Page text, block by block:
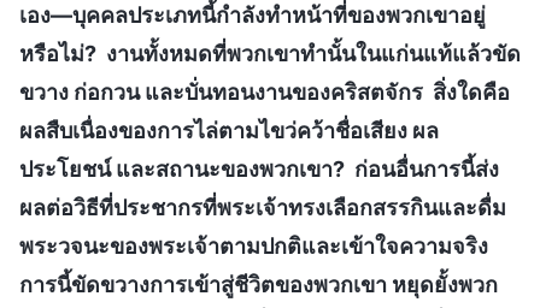
เอง—บุคคลประเภทนี้กำลังทำหน้าที่ของพวกเขาอยู่
หรือไม่? งานทั้งหมดที่พวกเขาทำนั้นในแก่นแท้แล้วขัด
ขวาง ก่อกวน และบั่นทอนงานของคริสตจักร สิ่งใดคือ
ผลสืบเนื่องของการไล่ตามไขว่คว้าชื่อเสียง ผล
ประโยชน์ และสถานะของพวกเขา? ก่อนอื่นการนี้ส่ง
ผลต่อวิธีที่ประชากรที่พระเจ้าทรงเลือกสรรกินและดื่ม
พระวจนะของพระเจ้าตามปกติและเข้าใจความจริง
การนี้ขัดขวางการเข้าสู่ชีวิตของพวกเขา หยุดยั้งพวก